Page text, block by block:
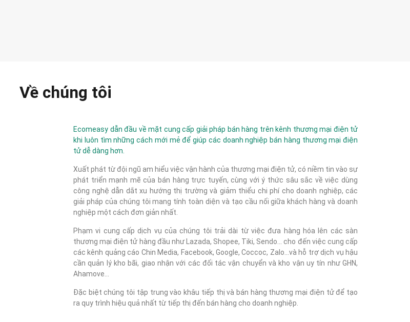
Về chúng tôi
Ecomeasy dẫn đầu về mặt cung cấp giải pháp bán hàng trên kênh thương mại điện tử
khi luôn tìm những cách mới mẻ để giúp các doanh nghiệp bán hàng thương mại điện
tử dễ dàng hơn.
Xuất phát từ đội ngũ am hiểu việc vận hành của thương mại điện tử, có niềm tin vào sự
phát triển mạnh mẽ của bán hàng trực tuyến, cùng với ý thức sâu sắc về việc dùng
công nghệ dẫn dắt xu hướng thị trường và giảm thiểu chi phí cho doanh nghiệp, các
giải pháp của chúng tôi mang tính toàn diện và tạo cầu nối giữa khách hàng và doanh
nghiệp một cách đơn giản nhất.
Phạm vi cung cấp dịch vụ của chúng tôi trải dài từ việc đưa hàng hóa lên các sàn
thương mại điện tử hàng đầu như Lazada, Shopee, Tiki, Sendo... cho đến việc cung cấp
các kênh quảng cáo Chin Media, Facebook, Google, Coccoc, Zalo...và hỗ trợ dịch vụ hậu
cần quản lý kho bãi, giao nhận với các đối tác vận chuyển và kho vận uy tín như GHN,
Ahamove...
Đặc biệt chúng tôi tập trung vào khâu tiếp thị và bán hàng thương mại điện tử để tạo
ra quy trình hiệu quả nhất từ tiếp thị đến bán hàng cho doanh nghiệp.